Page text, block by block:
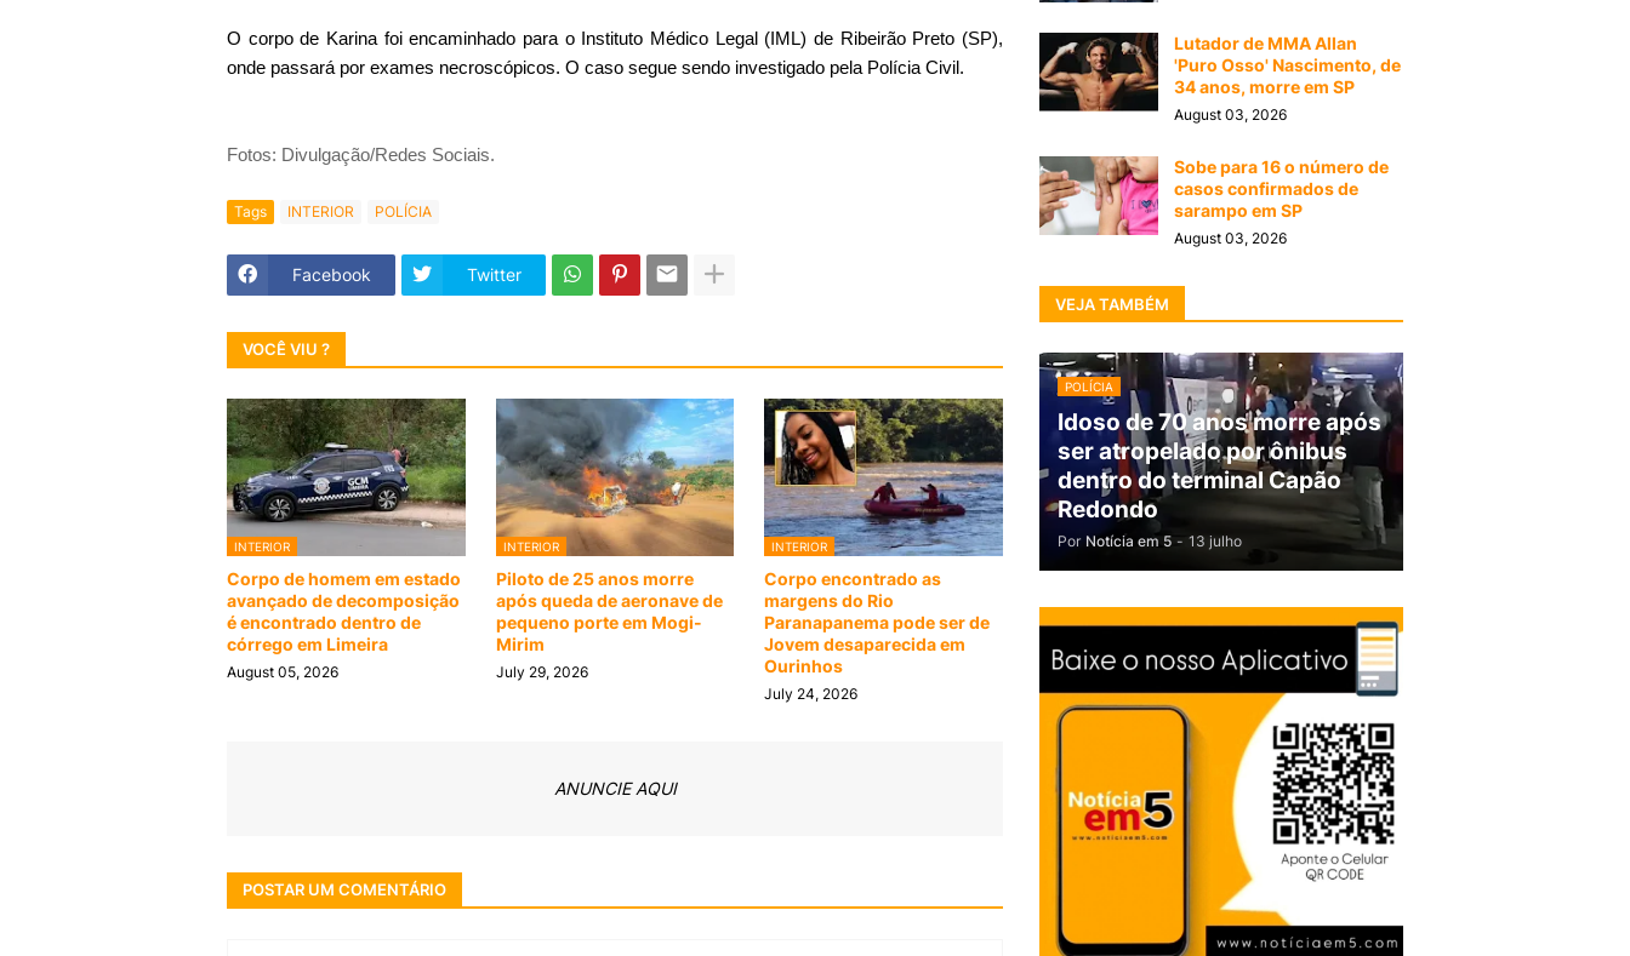
O corpo de Karina foi encaminhado para o Instituto Médico Legal (IML) de Ribeirão Preto (SP),
onde passará por exames necroscópicos. O caso segue sendo investigado pela Polícia Civil.
Fotos: Divulgação/Redes Sociais.
Tags INTERIOR POLÍCIA
Facebook Twitter
VOCÊ VIU ?
INTERIOR
Corpo de homem em estado
avançado de decomposição
é encontrado dentro de
córrego em Limeira
August 05, 2026
INTERIOR
Piloto de 25 anos morre
após queda de aeronave de
pequeno porte em Mogi-
Mirim
July 29, 2026
INTERIOR
Corpo encontrado as
margens do Rio
Paranapanema pode ser de
Jovem desaparecida em
Ourinhos
July 24, 2026
ANUNCIE AQUI
POSTAR UM COMENTÁRIO
Lutador de MMA Allan
'Puro Osso' Nascimento, de
34 anos, morre em SP
August 03, 2026
Sobe para 16 o número de
casos confirmados de
sarampo em SP
August 03, 2026
VEJA TAMBÉM
POLÍCIA
Idoso de 70 anos morre após
ser atropelado por ônibus
dentro do terminal Capão
Redondo
Por Notícia em 5 - 13 julho